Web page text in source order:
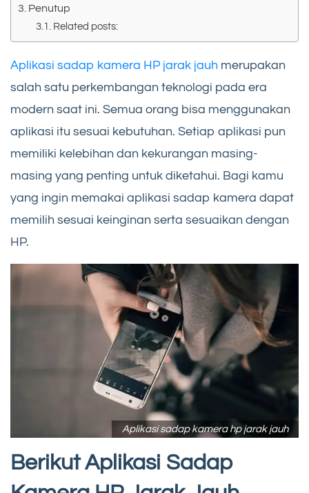
Penutup
Related posts:
Aplikasi sadap kamera HP jarak jauh merupakan
salah satu perkembangan teknologi pada era
modern saat ini. Semua orang bisa menggunakan
aplikasi itu sesuai kebutuhan. Setiap aplikasi pun
memiliki kelebihan dan kekurangan masing-
masing yang penting untuk diketahui. Bagi kamu
yang ingin memakai aplikasi sadap kamera dapat
memilih sesuai keinginan serta sesuaikan dengan
HP.
Aplikasi sadap kamera hp jarak jauh
Berikut Aplikasi Sadap